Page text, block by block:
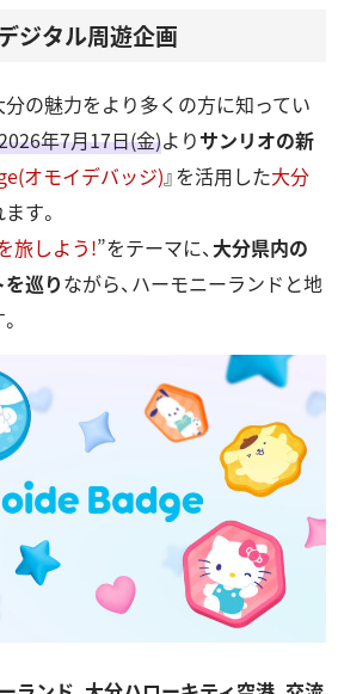
ジタル周遊企画
の魅⼒をより多くの⽅に知ってい
年7⽉17⽇(⾦)よりサンリオの新
オモイデバッジ)』を活⽤した⼤分
す。
旅しよう!”をテーマに、 ⼤分県内の
巡りながら、ハーモニーランドと地